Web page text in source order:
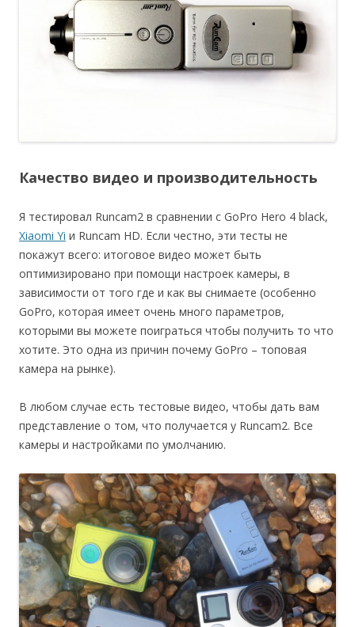
Качество видео и производительность
Я тестировал Runcam2 в сравнении с GoPro Hero 4 black,
Xiaomi Yi и Runcam HD. Если честно, эти тесты не
покажут всего: итоговое видео может быть
оптимизировано при помощи настроек камеры, в
зависимости от того где и как вы снимаете (особенно
GoPro, которая имеет очень много параметров,
которыми вы можете поиграться чтобы получить то что
хотите. Это одна из причин почему GoPro – топовая
камера на рынке).
В любом случае есть тестовые видео, чтобы дать вам
представление о том, что получается у Runcam2. Все
камеры и настройками по умолчанию.